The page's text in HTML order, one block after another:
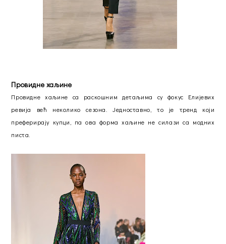
Провидне хаљине
Провидне хаљине са раскошним детаљима су фокус Елијевих
ревија већ неколико сезона. Једноставно, то је тренд који
преферирају купци, па ова форма хаљине не силази са модних
писта.